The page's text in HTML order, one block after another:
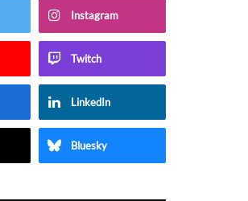
Instagram
Twitch
LinkedIn
Bluesky